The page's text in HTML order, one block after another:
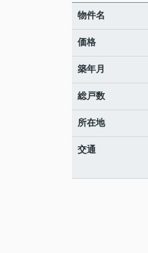
物件名
価格
築年月
総戸数
所在地
交通